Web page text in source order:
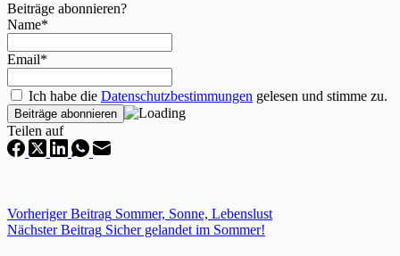
Beiträge abonnieren?
Name*
Email*
Ich habe die Datenschutzbestimmungen gelesen und stimme zu.
Teilen auf
VorherigerBeitrag Sommer, Sonne, Lebenslust
NächsterBeitrag Sicher gelandet im Sommer!